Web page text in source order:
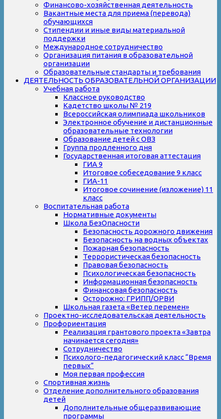
Финансово-хозяйственная деятельность
Вакантные места для приема (перевода)
обучающихся
Стипендии и иные виды материальной
поддержки
Международное сотрудничество
Организация питания в образовательной
организации
Образовательные стандарты и требования
ДЕЯТЕЛЬНОСТЬ ОБРАЗОВАТЕЛЬНОЙ ОРГАНИЗАЦИИ
Учебная работа
Классное руководство
Кадетство школы № 219
Всероссийская олимпиада школьников
Электронное обучение и дистанционные
образовательные технологии
Образование детей с ОВЗ
Группа продленного дня
Государственная итоговая аттестация
ГИА 9
Итоговое собеседование 9 класс
ГИА-11
Итоговое сочинение (изложение) 11
класс
Воспитательная работа
Нормативные документы
Школа БезОпасности
Безопасность дорожного движения
Безопасность на водных объектах
Пожарная безопасность
Террористическая безопасность
Правовая безопасность
Психологическая безопасность
Информационная безопасность
Финансовая безопасность
Осторожно: ГРИПП/ОРВИ
Школьная газета «Ветер перемен»
Проектно-исследовательская деятельность
Профориентация
Реализация грантового проекта «Завтра
начинается сегодня»
Сотрудничество
Психолого-педагогический класс “Время
первых”
Моя первая профессия
Спортивная жизнь
Отделение дополнительного образования
детей
Дополнительные общеразвивающие
программы